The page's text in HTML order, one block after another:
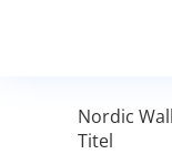
Nordic
Titel